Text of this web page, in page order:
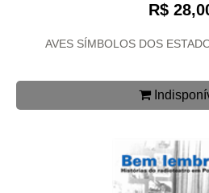
R$
AVES SÍMBOLOS DOS